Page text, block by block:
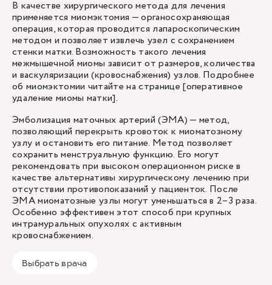
В качестве хирургического метода для лечения
применяется миомэктомия — органосохраняющая
операция, которая проводится лапароскопическим
методом и позволяет извлечь узел с сохранением
стенки матки. Возможность такого лечения
межмышечной миомы зависит от размеров, количества
и васкуляризации (кровоснабжения) узлов. Подробнее
об миомэктомии читайте на странице [оперативное
удаление миомы матки].
Эмболизация маточных артерий (ЭМА) — метод,
позволяющий перекрыть кровоток к миоматозному
узлу и остановить его питание. Метод позволяет
сохранить менструальную функцию. Его могут
рекомендовать при высоком операционном риске в
качестве альтернативы хирургическому лечению при
отсутствии противопоказаний у пациенток. После
ЭМА миоматозные узлы могут уменьшаться в 2–3 раза.
Особенно эффективен этот способ при крупных
интрамуральных опухолях с активным
кровоснабжением.
Выбрать врача